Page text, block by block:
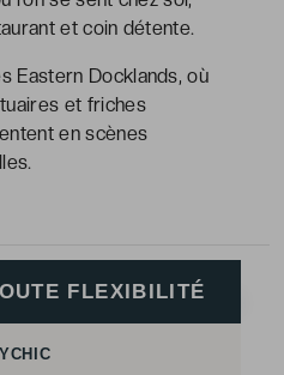
et coin détente.
Eastern Docklands, où
et friches
en scènes
FLEXIBILITÉ